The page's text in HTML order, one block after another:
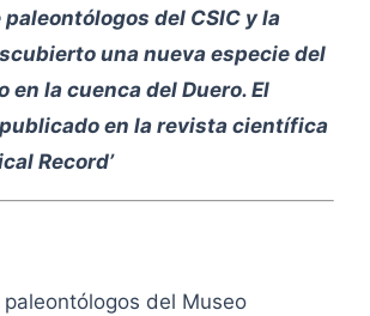
paleontólogos del CSIC y la
una nueva especie del
en la cuenca del Duero. El
en la revista científica
Record’
del Museo